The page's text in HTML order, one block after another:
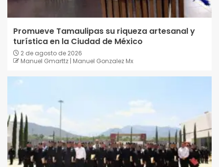
Promueve Tamaulipas su riqueza artesanal y
turística en la Ciudad de México
2 de agosto de 2026
Manuel Gmarttz | Manuel Gonzalez Mx